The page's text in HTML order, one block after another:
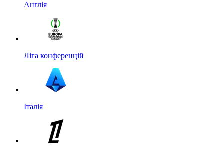
Англія
Ліга конференцій
Італія